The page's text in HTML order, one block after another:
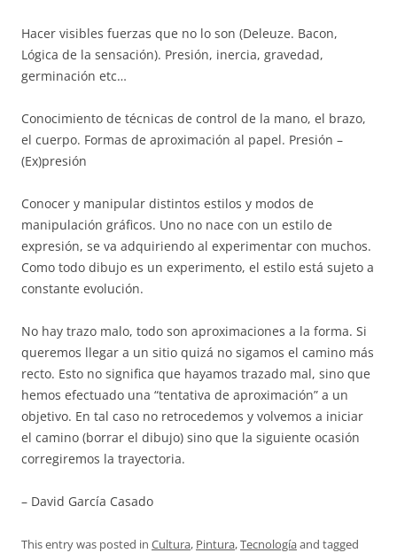
Hacer visibles fuerzas que no lo son (Deleuze. Bacon,
Lógica de la sensación). Presión, inercia, gravedad,
germinación etc…
Conocimiento de técnicas de control de la mano, el brazo,
el cuerpo. Formas de aproximación al papel. Presión –
(Ex)presión
Conocer y manipular distintos estilos y modos de
manipulación gráficos. Uno no nace con un estilo de
expresión, se va adquiriendo al experimentar con muchos.
Como todo dibujo es un experimento, el estilo está sujeto a
constante evolución.
No hay trazo malo, todo son aproximaciones a la forma. Si
queremos llegar a un sitio quizá no sigamos el camino más
recto. Esto no significa que hayamos trazado mal, sino que
hemos efectuado una “tentativa de aproximación” a un
objetivo. En tal caso no retrocedemos y volvemos a iniciar
el camino (borrar el dibujo) sino que la siguiente ocasión
corregiremos la trayectoria.
– David García Casado
This entry was posted in Cultura, Pintura,Tecnologíaand tagged